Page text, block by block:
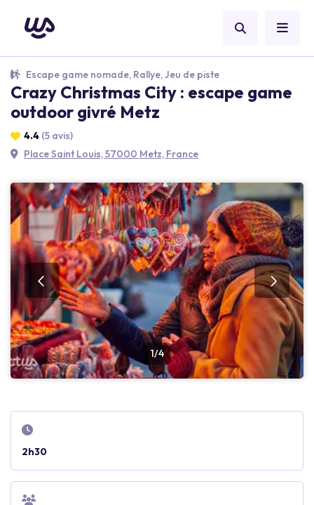
Escape game nomade, Rallye, Jeu de piste
Crazy Christmas City : escape game
outdoor givré Metz
4.4 (5 avis)
Place Saint Louis, 57000 Metz, France
1/4
2h30